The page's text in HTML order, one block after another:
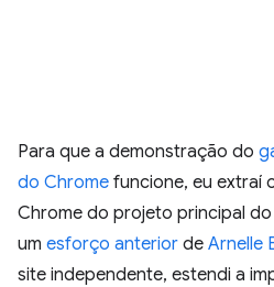
Para que a demonstração do
do Chrome funcione, eu extraí
Chrome do projeto principal
um esforço anterior de Arnelle
site independente, estendi a